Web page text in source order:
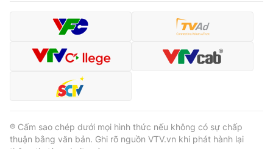
Video Shorts video
VTV Money
VTV Sức khoẻ Bất động sản
® Cấm sao chép dưới mọi hình thức nếu không có sự chấp
thuận bằng văn bản. Ghi rõ nguồn VTV.vn khi phát hành lại